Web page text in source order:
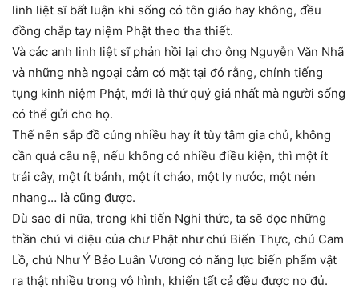
linh liệt sĩ bất luận khi sống có tôn giáo hay không, đều
đồng chắp tay niệm Phật theo tha thiết.
Và các anh linh liệt sĩ phản hồi lại cho ông Nguyễn Văn Nhã
và những nhà ngoại cảm có mặt tại đó rằng, chính tiếng
tụng kinh niệm Phật, mới là thứ quý giá nhất mà người sống
có thể gửi cho họ.
Thế nên sắp đồ cúng nhiều hay ít tùy tâm gia chủ, không
cần quá câu nệ, nếu không có nhiều điều kiện, thì một ít
trái cây, một ít bánh, một ít cháo, một ly nước, một nén
nhang… là cũng được.
Dù sao đi nữa, trong khi tiến Nghi thức, ta sẽ đọc những
thần chú vi diệu của chư Phật như chú Biến Thực, chú Cam
Lồ, chú Như Ý Bảo Luân Vương có năng lực biến phẩm vật
ra thật nhiều trong vô hình, khiến tất cả đều được no đủ.